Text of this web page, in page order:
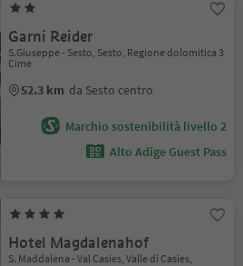
Garni Reider
S.Giuseppe - Sesto, Sesto, Regione dolomitica 3
Cime
52.3 km da Sesto centro
Marchio sostenibilità livello 2
Alto Adige Guest Pass
Hotel Magdalenahof
S. Maddalena - Val Casies, Valle di Casies,